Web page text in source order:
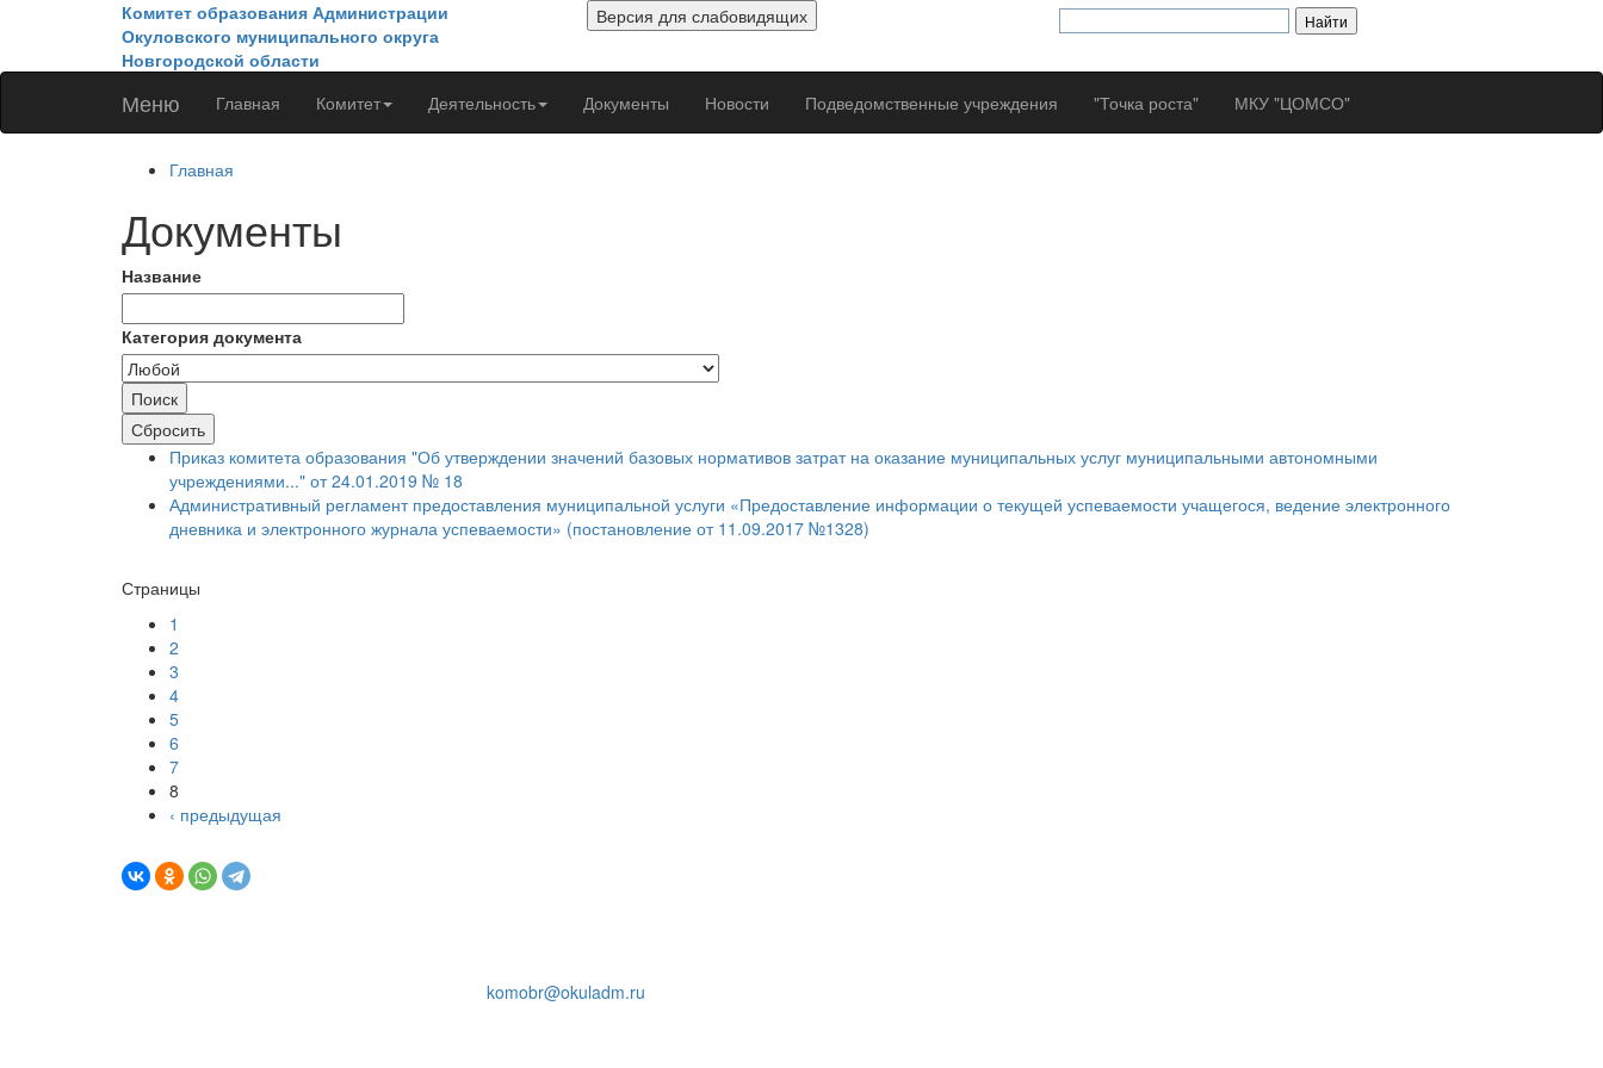
Перейти к основному содержанию
Комитет образования Администрации
Окуловского муниципального округа
Новгородской области
Меню Главная Комитет Деятельность Документы Новости Подведомственные учреждения "Точка роста" МКУ "ЦОМСО"
Главная
Документы
Название
Категория документа
Приказ комитета образования "Об утверждении значений базовых нормативов затрат на оказание муниципальных услуг муниципальными автономными
учреждениями..." от 24.01.2019 № 18
Административный регламент предоставления муниципальной услуги «Предоставление информации о текущей успеваемости учащегося, ведение электронного
дневника и электронного журнала успеваемости» (постановление от 11.09.2017 №1328)
Страницы
1
2
3
4
5
6
7
8
‹ предыдущая
komobr@okuladm.ru